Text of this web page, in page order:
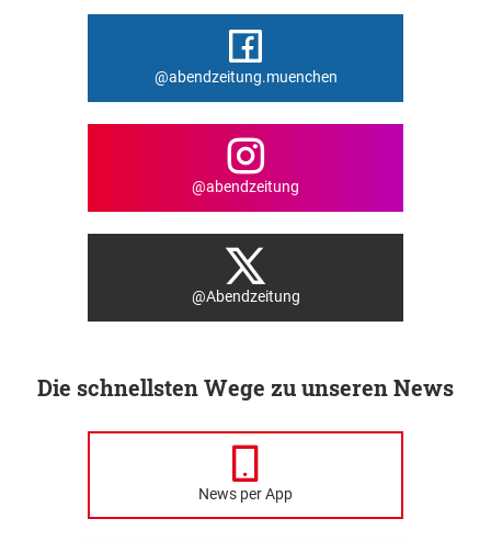
@abendzeitung.muenchen
@abendzeitung
@Abendzeitung
Die schnellsten Wege zu unseren News
News per App